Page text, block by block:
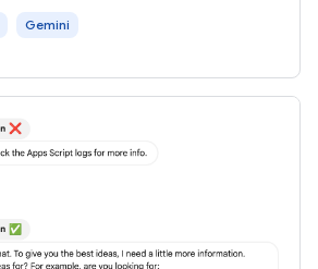
Gemini